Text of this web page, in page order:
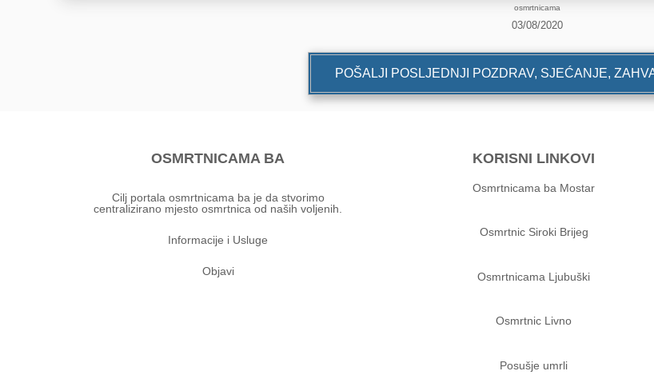
osmrtnicama
03/08/2020
POŠALJI POSLJEDNJI POZDRAV, SJEĆANJE,
OSMRTNICAMA BA
Cilj portala osmrtnicama ba je da stvorimo
centralizirano mjesto osmrtnica od naših voljenih.
Informacije i Usluge
Objavi
KORISNI LINKOVI
Osmrtnicama ba Mostar
Osmrtnic Siroki Brijeg
Osmrtnicama Ljubuški
Osmrtnic Livno
Posušje umrli